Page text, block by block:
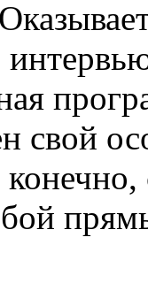
свой